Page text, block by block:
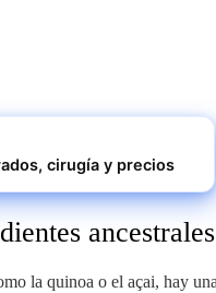
cirugía y precios
ancestrales
la quinoa o el açai, hay una